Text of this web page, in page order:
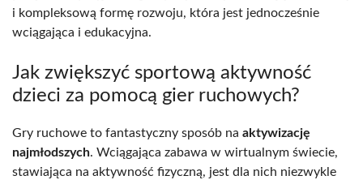
i kompleksową formę rozwoju, która jest jednocześnie
wciągająca i edukacyjna.
Jak zwiększyć sportową aktywność
dzieci za pomocą gier ruchowych?
Gry ruchowe to fantastyczny sposób na aktywizację
najmłodszych. Wciągająca zabawa w wirtualnym świecie,
stawiająca na aktywność fizyczną, jest dla nich niezwykle